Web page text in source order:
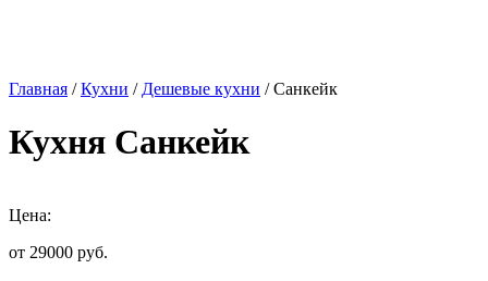
Главная /Кухни / Дешевые кухни / Санкейк
Кухня Санкейк
Цена:
от 29000 руб.